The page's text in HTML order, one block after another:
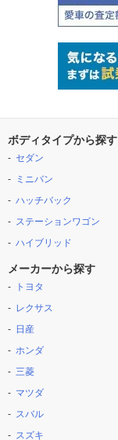
ボディタイプから探す
セダン
ミニバン
ハッチバック
ステーションワゴン
ハイブリッド
メーカーから探す
トヨタ
レクサス
日産
ホンダ
三菱
マツダ
スバル
スズキ